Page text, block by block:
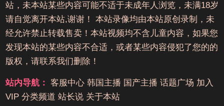
站，未本站某些内容可能不适于未成年人浏览，未满18岁
请自觉离开本站,谢谢！ 本站录像均由本站原创录制，未
经允许禁止转载售卖！本站视频均不含儿童内容，如果您
发现本站的某些内容不合适，或者某些内容侵犯了您的的
版权，请联系我们删除！
站内导航： 客服中心 韩国主播 国产主播 话题广场 加入
VIP 分类频道 站长说 关于本站